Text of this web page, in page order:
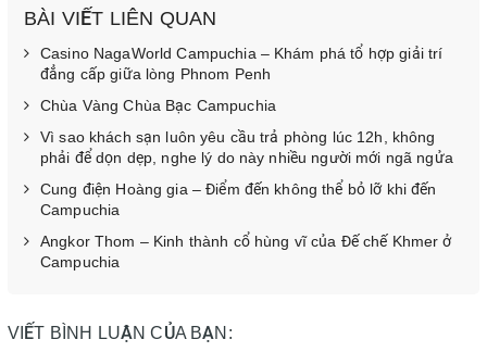
BÀI VIẾT LIÊN QUAN
Casino NagaWorld Campuchia – Khám phá tổ hợp giải trí
đẳng cấp giữa lòng Phnom Penh
Chùa Vàng Chùa Bạc Campuchia
Vì sao khách sạn luôn yêu cầu trả phòng lúc 12h, không
phải để dọn dẹp, nghe lý do này nhiều người mới ngã ngửa
Cung điện Hoàng gia – Điểm đến không thể bỏ lỡ khi đến
Campuchia
Angkor Thom – Kinh thành cổ hùng vĩ của Đế chế Khmer ở
Campuchia
VIẾT BÌNH LUẬN CỦA BẠN: